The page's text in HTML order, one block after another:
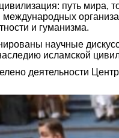
путь мира,
международных
и гуманизма.
научные
исламской
деятельности